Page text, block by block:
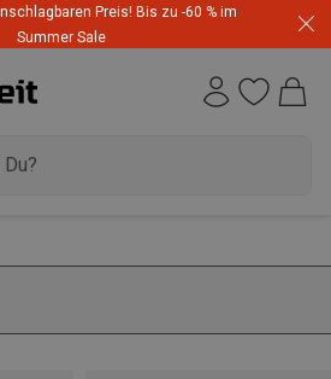
Preis! Bis zu -60 % im
Summer Sale